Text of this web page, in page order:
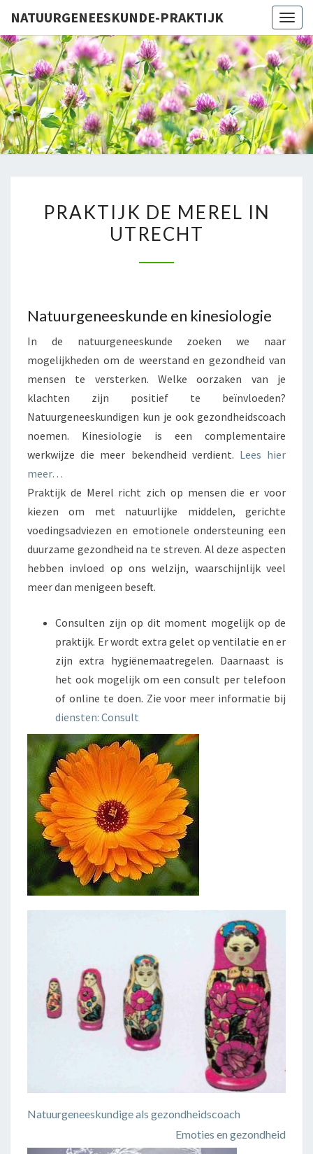
NATUURGENEESKUNDE-PRAKTIJK
DE
MEREL
PRAKTIJK DE MEREL IN
UTRECHT
Natuurgeneeskunde en kinesiologie
In de natuurgeneeskunde zoeken we naar
mogelijkheden om de weerstand en gezondheid van
mensen te versterken. Welke oorzaken van je
klachten zijn positief te beïnvloeden?
Natuurgeneeskundigen kun je ook gezondheidscoach
noemen. Kinesiologie is een complementaire
werkwijze die meer bekendheid verdient. Lees hier
meer…
Praktijk de Merel richt zich op mensen die er voor
kiezen om met natuurlijke middelen, gerichte
voedingsadviezen en emotionele ondersteuning een
duurzame gezondheid na te streven. Al deze aspecten
hebben invloed op ons welzijn, waarschijnlijk veel
meer dan menigeen beseft.
Consulten zijn op dit moment mogelijk op de
praktijk. Er wordt extra gelet op ventilatie en er
zijn extra hygiënemaatregelen. Daarnaast is
het ook mogelijk om een consult per telefoon
of online te doen. Zie voor meer informatie bij
diensten: Consult
Natuurgeneeskundige als gezondheidscoach
Emoties en gezondheid